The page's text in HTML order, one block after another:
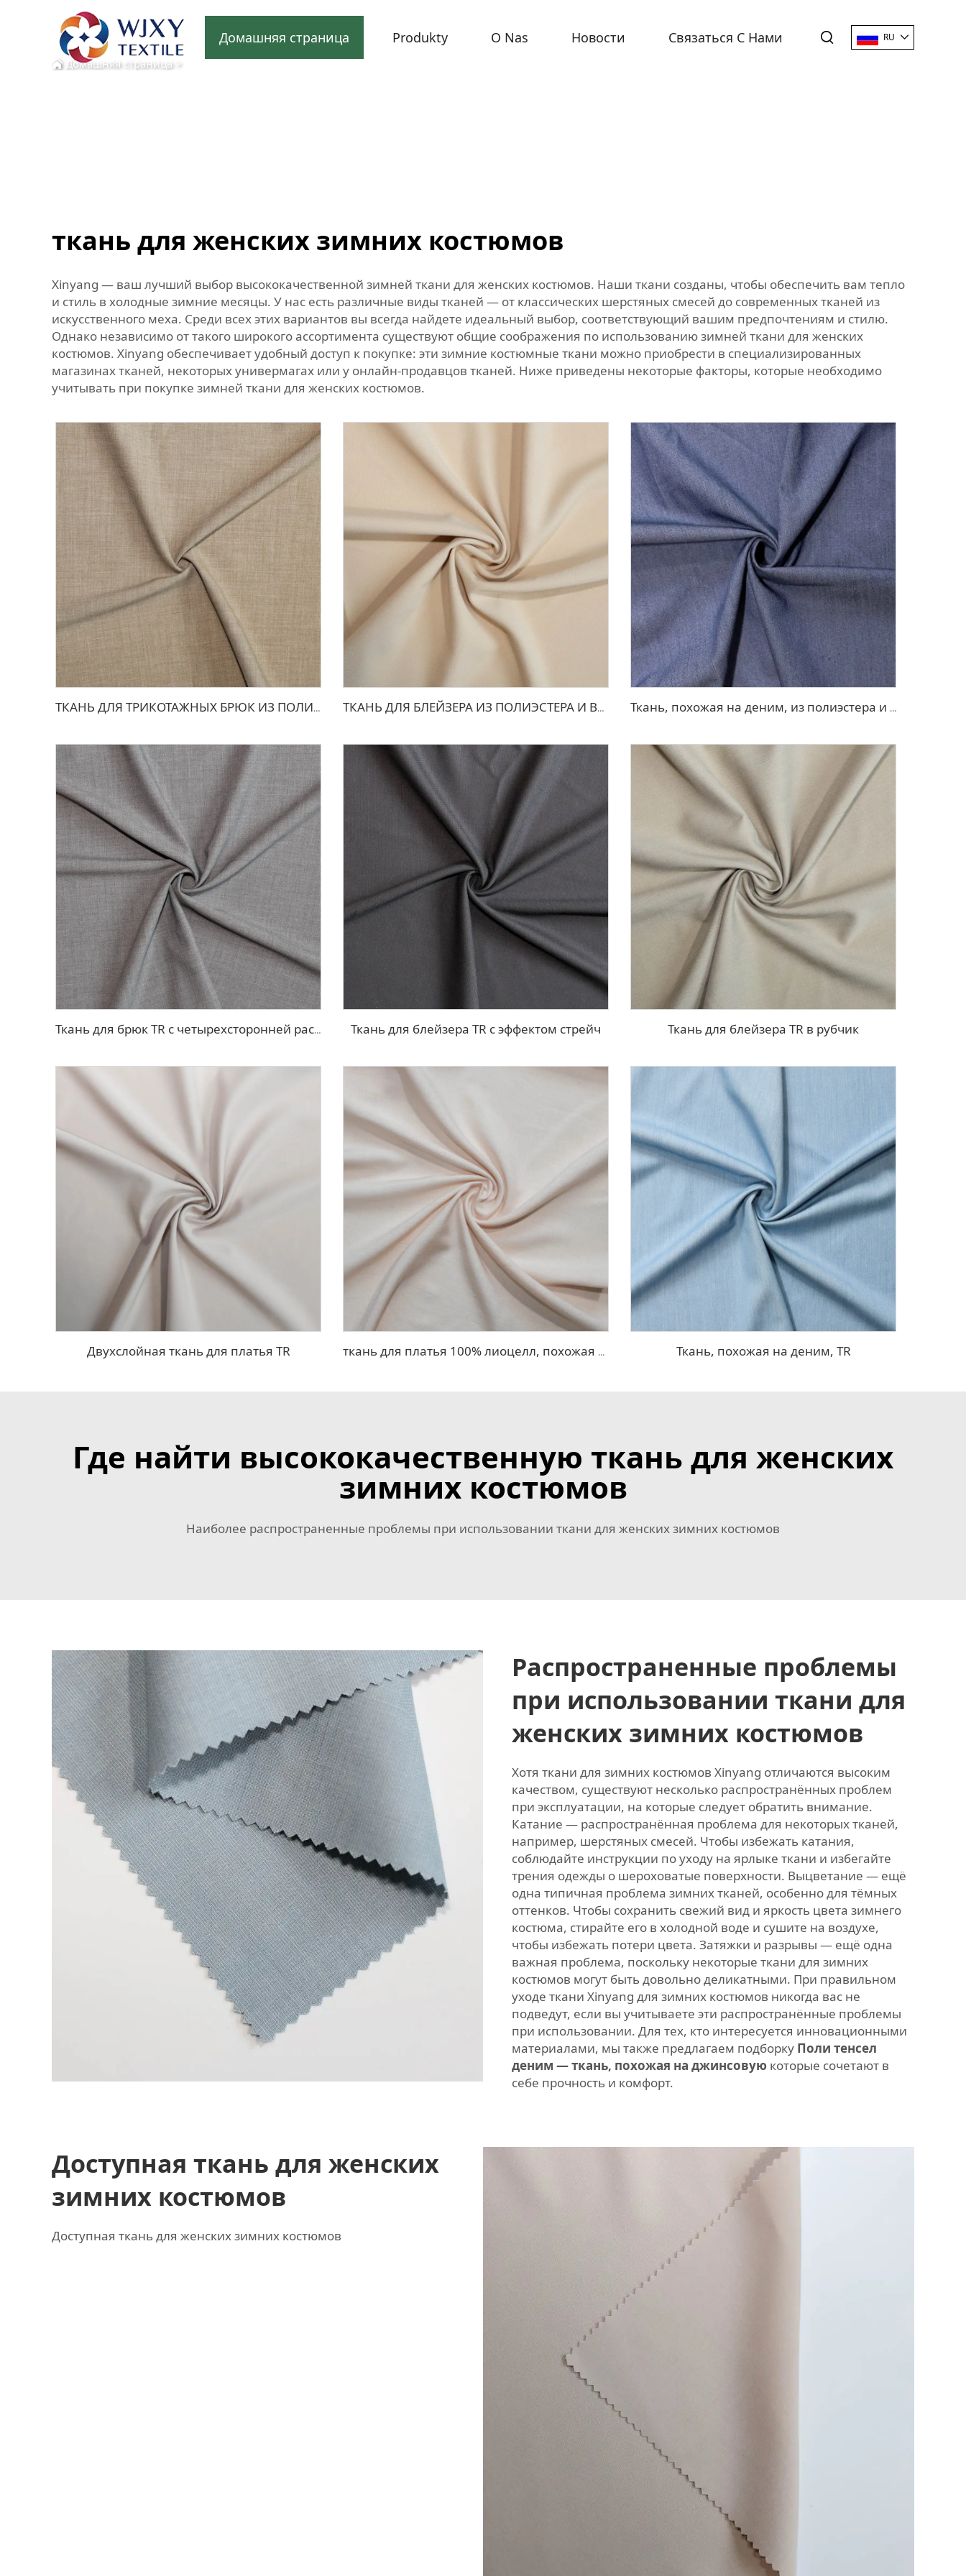
Домашняя страница Produkty O Nas Новости Связаться С Нами RU
Домашняя страница>
ткань для женских зимних костюмов
Xinyang — ваш лучший выбор высококачественной зимней ткани для женских костюмов. Наши ткани созданы, чтобы обеспечить вам тепло
и стиль в холодные зимние месяцы. У нас есть различные виды тканей — от классических шерстяных смесей до современных тканей из
искусственного меха. Среди всех этих вариантов вы всегда найдете идеальный выбор, соответствующий вашим предпочтениям и стилю.
Однако независимо от такого широкого ассортимента существуют общие соображения по использованию зимней ткани для женских
костюмов. Xinyang обеспечивает удобный доступ к покупке: эти зимние костюмные ткани можно приобрести в специализированных
магазинах тканей, некоторых универмагах или у онлайн-продавцов тканей. Ниже приведены некоторые факторы, которые необходимо
учитывать при покупке зимней ткани для женских костюмов.
ТКАНЬ ДЛЯ ТРИКОТАЖНЫХ БРЮК ИЗ ПОЛИЭСТЕРА И ВИСКОЗЫ ТКАНЬ ДЛЯ БЛЕЙЗЕРА ИЗ ПОЛИЭСТЕРА И ВИСКОЗЫ Ткань, похожая на деним, из полиэстера и вискозы
Ткань для брюк TR с четырехсторонней растяжкой Ткань для блейзера TR с эффектом стрейч Ткань для блейзера TR в рубчик
Двухслойная ткань для платья TR ткань для платья 100% лиоцелл, похожая на лен Ткань, похожая на деним, TR
Где найти высококачественную ткань для женских
зимних костюмов
Наиболее распространенные проблемы при использовании ткани для женских зимних костюмов
Распространенные проблемы
при использовании ткани для
женских зимних костюмов
Хотя ткани для зимних костюмов Xinyang отличаются высоким
качеством, существуют несколько распространённых проблем
при эксплуатации, на которые следует обратить внимание.
Катание — распространённая проблема для некоторых тканей,
например, шерстяных смесей. Чтобы избежать катания,
соблюдайте инструкции по уходу на ярлыке ткани и избегайте
трения одежды о шероховатые поверхности. Выцветание — ещё
одна типичная проблема зимних тканей, особенно для тёмных
оттенков. Чтобы сохранить свежий вид и яркость цвета зимнего
костюма, стирайте его в холодной воде и сушите на воздухе,
чтобы избежать потери цвета. Затяжки и разрывы — ещё одна
важная проблема, поскольку некоторые ткани для зимних
костюмов могут быть довольно деликатными. При правильном
уходе ткани Xinyang для зимних костюмов никогда вас не
подведут, если вы учитываете эти распространённые проблемы
при использовании. Для тех, кто интересуется инновационными
материалами, мы также предлагаем подборку Поли тенсел
деним — ткань, похожая на джинсовую которые сочетают в
себе прочность и комфорт.
Доступная ткань для женских
зимних костюмов
Доступная ткань для женских зимних костюмов